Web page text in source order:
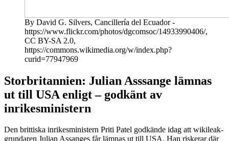
By David G. Silvers, Cancillería del Ecuador -
https://www.flickr.com/photos/dgcomsoc/14933990406/,
CC BY-SA 2.0,
https://commons.wikimedia.org/w/index.php?
curid=77947969
Storbritannien: Julian Asssange lämnas
ut till USA enligt – godkänt av
inrikesministern
Den brittiska inrikesministern Priti Patel godkände idag att wikileak-
grundaren Julian Assanges får lämnas ut till USA. Han riskerar där